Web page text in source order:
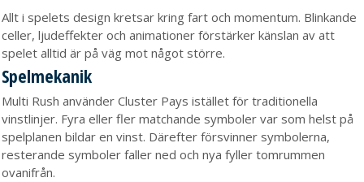
Allt i spelets design kretsar kring fart och momentum. Blinkande
celler, ljudeffekter och animationer förstärker känslan av att
spelet alltid är på väg mot något större.
Spelmekanik
Multi Rush använder Cluster Pays istället för traditionella
vinstlinjer. Fyra eller fler matchande symboler var som helst på
spelplanen bildar en vinst. Därefter försvinner symbolerna,
resterande symboler faller ned och nya fyller tomrummen
ovanifrån.